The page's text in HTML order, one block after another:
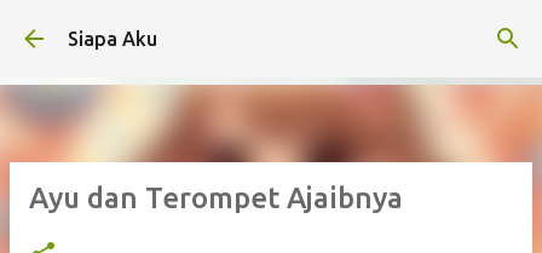
Langsung ke konten utama
Siapa Aku
Ayu dan Terompet Ajaibnya